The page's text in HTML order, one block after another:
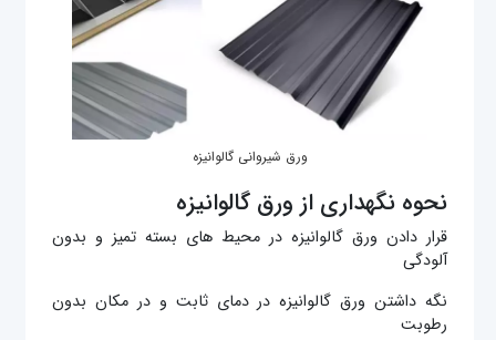
ورق شیروانی گالوانیزه
نحوه نگهداری از ورق‌ گالوانیزه
قرار دادن ورق‌ گالوانیزه در محیط های بسته تمیز و بدون
آلودگی
نگه داشتن ورق‌ گالوانیزه در دمای ثابت و در مکان بدون
رطوبت